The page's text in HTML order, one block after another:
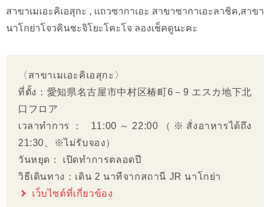
สาขาเมเอะคิเอสุกะ , แถวซากาเอะ สาขาซากาเอะลาชิค,สาขา
นาโกย่าโจวคินชะจิโยะโคะโจ ลองเช็คดูนะคะ
〈สาขาเมเอะคิเอสุกะ〉
ที่ตั้ง：愛知県名古屋市中村区椿町6－9 エスカ地下北
口フロア
เวลาทำการ： 11:00～22:00（※สั่งอาหารได้ถึง
21:30、※ไม่รับจอง）
วันหยุด： เปิดทำการตลอดปี
วิธีเดินทาง：เดิน 2 นาทีจากสถานี JR นาโกย่า
เว็บไซต์ที่เกี่ยวข้อง